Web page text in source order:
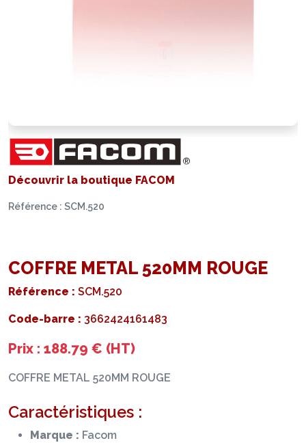
Découvrir la boutique FACOM
Référence : SCM.520
COFFRE METAL 520MM ROUGE
Référence : SCM.520
Code-barre : 3662424161483
Prix : 188.79 € (HT)
COFFRE METAL 520MM ROUGE
Caractéristiques :
Marque : Facom